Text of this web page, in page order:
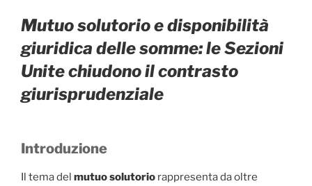
Mutuo solutorio e disponibilità
giuridica delle somme: le Sezioni
Unite chiudono il contrasto
giurisprudenziale
Introduzione
Il tema del mutuo solutorio rappresenta da oltre